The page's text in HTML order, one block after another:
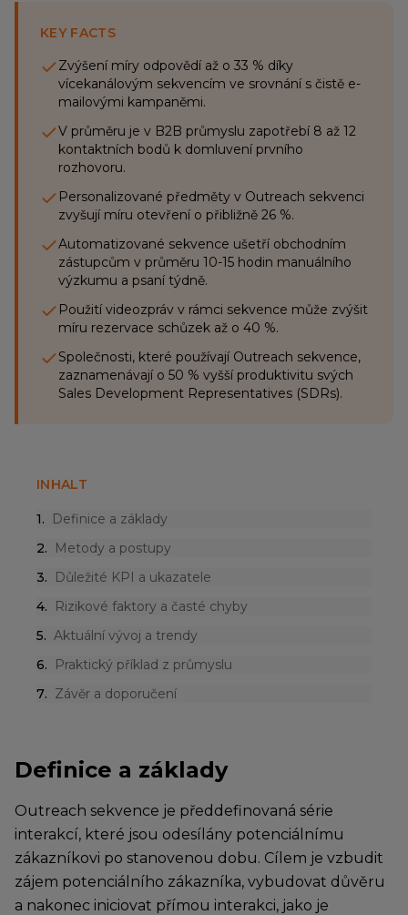
KEY FACTS
Zvýšení míry odpovědí až o 33 % díky
vícekanálovým sekvencím ve srovnání s čistě e-
mailovými kampaněmi.
V průměru je v B2B průmyslu zapotřebí 8 až 12
kontaktních bodů k domluvení prvního
rozhovoru.
Personalizované předměty v Outreach sekvenci
zvyšují míru otevření o přibližně 26 %.
Automatizované sekvence ušetří obchodním
zástupcům v průměru 10-15 hodin manuálního
výzkumu a psaní týdně.
Použití videozpráv v rámci sekvence může zvýšit
míru rezervace schůzek až o 40 %.
Společnosti, které používají Outreach sekvence,
zaznamenávají o 50 % vyšší produktivitu svých
Sales Development Representatives (SDRs).
INHALT
1.
Definice a základy
2.
Metody a postupy
3.
Důležité KPI a ukazatele
4.
Rizikové faktory a časté chyby
5. Aktuální vývoj a trendy
6.
Praktický příklad z průmyslu
7. Závěr a doporučení
Definice a základy
Outreach sekvence je předdefinovaná série
interakcí, které jsou odesílány potenciálnímu
zákazníkovi po stanovenou dobu. Cílem je vzbudit
zájem potenciálního zákazníka, vybudovat důvěru
a nakonec iniciovat přímou interakci, jako je